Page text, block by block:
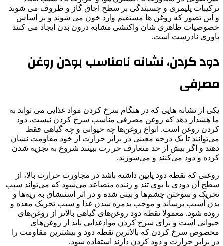
ترکیبات پلیمری و چسبندگی بر سطح اجاق گاز و ظروف می شوند
و این تصور که روغن ها مستقیم وارد خون می شوند و بر اساس
خصوصیات ظاهری شان واکنشی مشابه درون بدن ایجاد می کنند
باوری نادرست است.
دود کردن، نشانه نامناسب بودن روغن
مصرفی
یکی از نشانه هایی که در هنگام سرخ کردن مواد غذایی می تواند به
ما هشدار دهد که روغن مصرفی مناسب سرخ کردن نیست، دود
کردن روغن است. انواع روغن‌ها چه حیوانی و چه گیاهی فقط
می‌توانند تا یک درجه معینی در برابر حرارت از خود مقاومت نشان
دهند و اگر بیش از حد متعارف حرارت ببینند شروع به تجزیه شدن
کرده و دود می‌کنند و می‌سوزند.
روغنی که نقطه دود پایین داشته باشد در مجاورت حرارت بالا، از
سطح آن دودی با بوی تند و زننده متصاعد می‌شود که می‌تواند سبب
تحریک و سوختن چشم‌ها و بینی شده و در اثر استنشاق به ریه‌ها و
بدن آسیب برساند و موجب بدمزه شدن غذا و سبب تحریک معده و
روده شود. معمولا نقطه دود روغن‌های گیاهی بالاتر از روغن‌های
حیوانی است و برای سرخ کردن موادغذایی باید از روغن‌های
مخصوص سرخ کردن که بالاترین نقطه دود و بیشترین مقاومت را
در برابر حرارت و دود کردن دارند استفاده شود.